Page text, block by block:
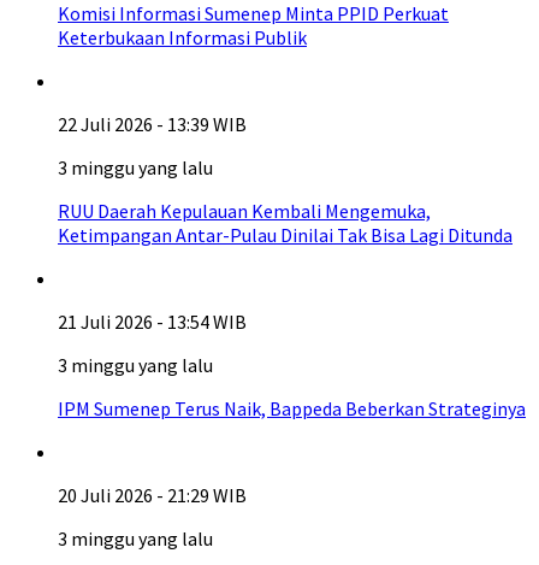
Komisi Informasi Sumenep Minta PPID Perkuat
Keterbukaan Informasi Publik
22 Juli 2026 - 13:39 WIB
3 minggu yang lalu
RUU Daerah Kepulauan Kembali Mengemuka,
Ketimpangan Antar-Pulau Dinilai Tak Bisa Lagi Ditunda
21 Juli 2026 - 13:54 WIB
3 minggu yang lalu
IPM Sumenep Terus Naik, Bappeda Beberkan Strateginya
20 Juli 2026 - 21:29 WIB
3 minggu yang lalu